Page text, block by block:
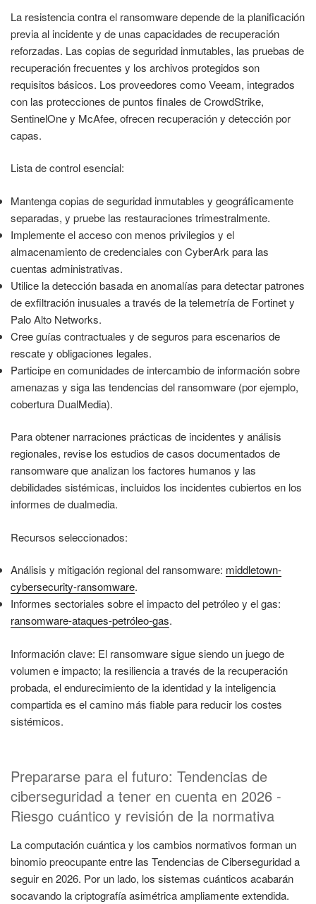
La resistencia contra el ransomware depende de la planificación
previa al incidente y de unas capacidades de recuperación
reforzadas. Las copias de seguridad inmutables, las pruebas de
recuperación frecuentes y los archivos protegidos son
requisitos básicos. Los proveedores como Veeam, integrados
con las protecciones de puntos finales de CrowdStrike,
SentinelOne y McAfee, ofrecen recuperación y detección por
capas.
Lista de control esencial:
Mantenga copias de seguridad inmutables y geográficamente
separadas, y pruebe las restauraciones trimestralmente.
Implemente el acceso con menos privilegios y el
almacenamiento de credenciales con CyberArk para las
cuentas administrativas.
Utilice la detección basada en anomalías para detectar patrones
de exfiltración inusuales a través de la telemetría de Fortinet y
Palo Alto Networks.
Cree guías contractuales y de seguros para escenarios de
rescate y obligaciones legales.
Participe en comunidades de intercambio de información sobre
amenazas y siga las tendencias del ransomware (por ejemplo,
cobertura DualMedia).
Para obtener narraciones prácticas de incidentes y análisis
regionales, revise los estudios de casos documentados de
ransomware que analizan los factores humanos y las
debilidades sistémicas, incluidos los incidentes cubiertos en los
informes de dualmedia.
Recursos seleccionados:
Análisis y mitigación regional del ransomware: middletown-
cybersecurity-ransomware.
Informes sectoriales sobre el impacto del petróleo y el gas:
ransomware-ataques-petróleo-gas.
Información clave: El ransomware sigue siendo un juego de
volumen e impacto; la resiliencia a través de la recuperación
probada, el endurecimiento de la identidad y la inteligencia
compartida es el camino más fiable para reducir los costes
sistémicos.
Prepararse para el futuro: Tendencias de
ciberseguridad a tener en cuenta en 2026 -
Riesgo cuántico y revisión de la normativa
La computación cuántica y los cambios normativos forman un
binomio preocupante entre las Tendencias de Ciberseguridad a
seguir en 2026. Por un lado, los sistemas cuánticos acabarán
socavando la criptografía asimétrica ampliamente extendida.